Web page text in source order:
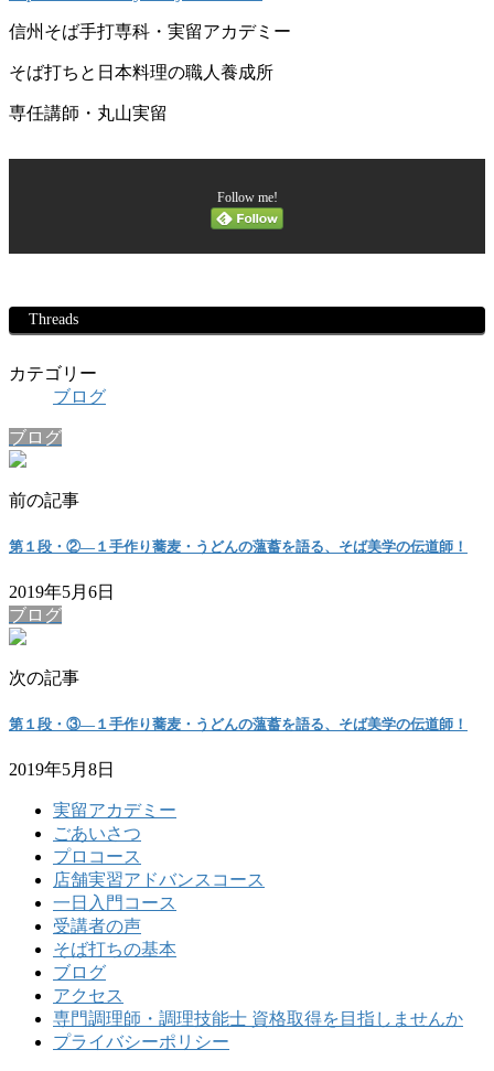
信州そば手打専科・実留アカデミー
そば打ちと日本料理の職人養成所
専任講師・丸山実留
Follow me!
Threads
カテゴリー
ブログ
ブログ
前の記事
第１段・②―１手作り蕎麦・うどんの薀蓄を語る、そば美学の伝道師！
2019年5月6日
ブログ
次の記事
第１段・③―１手作り蕎麦・うどんの薀蓄を語る、そば美学の伝道師！
2019年5月8日
実留アカデミー
ごあいさつ
プロコース
店舗実習アドバンスコース
一日入門コース
受講者の声
そば打ちの基本
ブログ
アクセス
専門調理師・調理技能士 資格取得を目指しませんか
プライバシーポリシー